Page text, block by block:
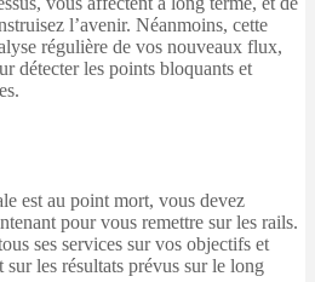
l’avenir. Néanmoins, cette
régulière de vos nouveaux flux,
détecter les points bloquants et
est au point mort, vous devez
pour vous remettre sur les rails.
ses services sur vos objectifs et
les résultats prévus sur le long